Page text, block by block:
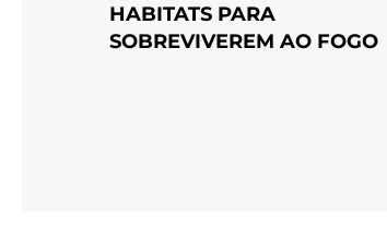
HABITATS PARA
SOBREVIVEREM AO FOGO